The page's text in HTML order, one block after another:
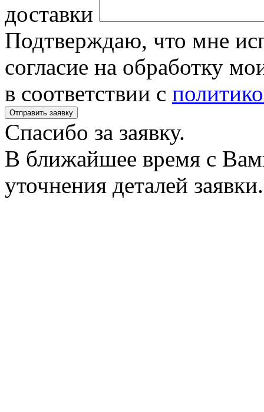
доставки
Подтверждаю, что мне
согласие на обработку
в соответствии с
Спасибо за заявку.
В ближайшее время с
уточнения деталей заявки.